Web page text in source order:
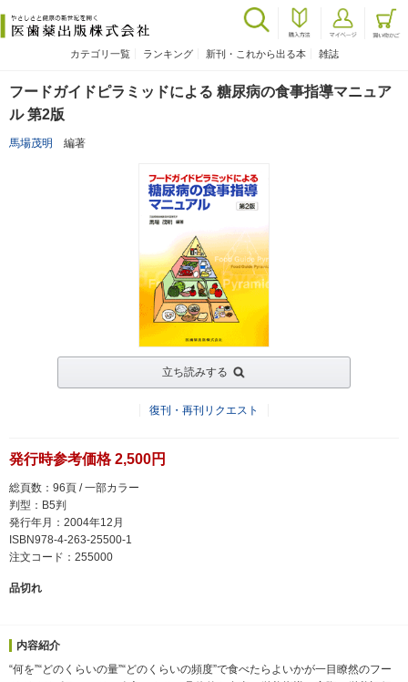
カテゴリ一覧 ランキング 新刊・これから出る本 雑誌
フードガイドピラミッドによる 糖尿病の食事指導マニュア
ル 第2版
馬場茂明 編著
立ち読みする
復刊・再刊リクエスト
発行時参考価格 2,500円
総頁数：96頁 / 一部カラー
判型：B5判
発行年月：2004年12月
ISBN978-4-263-25500-1
注文コード：255000
品切れ
内容紹介
“何を”“どのくらいの量”“どのくらいの頻度”で食べたらよいかが一目瞭然のフー